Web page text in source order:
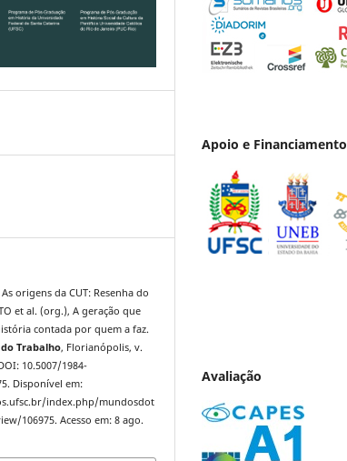
origens da CUT: Resenha do
et al. (org.), A geração que
contada por quem a faz.
Trabalho, Florianópolis, v.
10.5007/1984-
Disponível em:
index.php/mundosdot
106975. Acesso em: 8 ago.
Apoio e Financiamento
Avaliação